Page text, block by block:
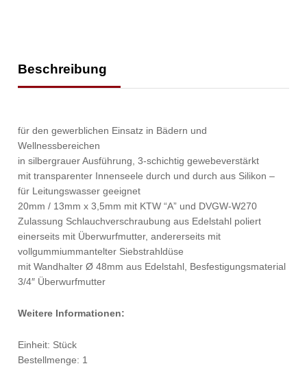
Beschreibung
für den gewerblichen Einsatz in Bädern und
Wellnessbereichen
in silbergrauer Ausführung, 3-schichtig gewebeverstärkt
mit transparenter Innenseele durch und durch aus Silikon –
für Leitungswasser geeignet
20mm / 13mm x 3,5mm mit KTW “A” und DVGW-W270
Zulassung Schlauchverschraubung aus Edelstahl poliert
einerseits mit Überwurfmutter, andererseits mit
vollgummiummantelter Siebstrahldüse
mit Wandhalter Ø 48mm aus Edelstahl, Besfestigungsmaterial
3/4″ Überwurfmutter
Weitere Informationen:
Einheit: Stück
Bestellmenge: 1